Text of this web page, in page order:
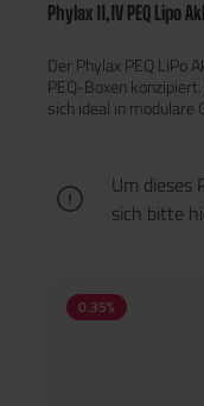
Phylax 11,1V PEQ Lipo
Der Phylax PEQ LiPo
PEQ-Boxen
sich ideal in modulare
Um dieses
sich bitte
0.35%